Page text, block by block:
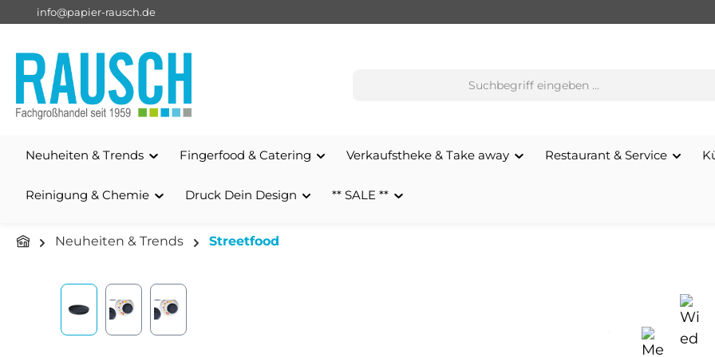
Zur Hauptnavigation springen
info@papier-rausch.de
Neuheiten & Trends Fingerfood & Catering Verkaufstheke & Take away Restaurant & Service
Reinigung & Chemie Druck Dein Design ** SALE **
Neuheiten & Trends Streetfood
Bildergalerie überspringen